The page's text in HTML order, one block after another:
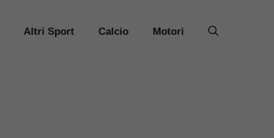
Altri Sport Calcio Motori